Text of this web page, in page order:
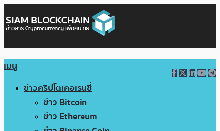
เมนู
ข่าวคริปโตเคอเรนซี่
ข่าว Bitcoin
ข่าว Ethereum